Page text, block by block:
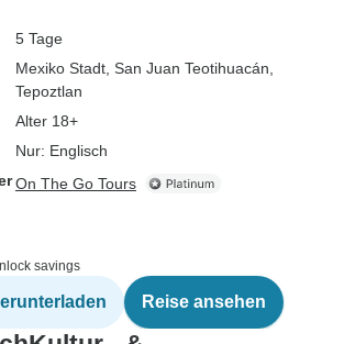
5 Tage
Mexiko Stadt , San Juan Teotihuacán
Tepoztlan
Alter 18+
Nur: Englisch
On The Go Tours
savings
Reise ansehen